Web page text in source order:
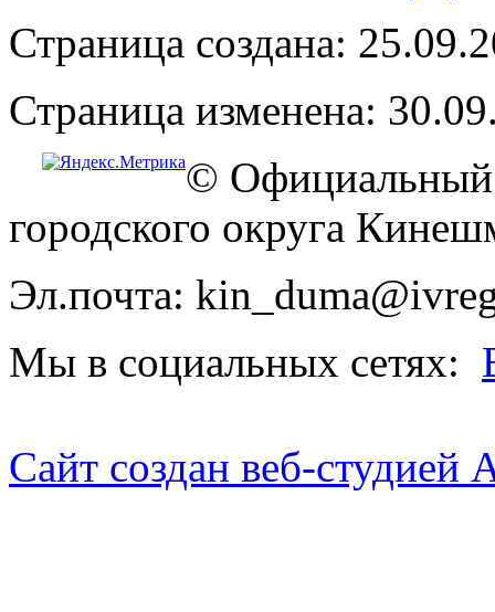
Страница создана:
Страница изменена:
© Официальный
городского округа
Эл.почта:
Мы в социальных сетях:
Сайт создан веб-студией